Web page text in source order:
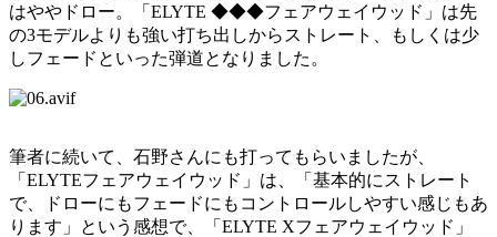
はややドロー。「ELYTE ◆◆◆フェアウェイウッド」は先
の3モデルよりも強い打ち出しからストレート、もしくは少
しフェードといった弾道となりました。
筆者に続いて、石野さんにも打ってもらいましたが、
「ELYTEフェアウェイウッド」は、「基本的にストレート
で、ドローにもフェードにもコントロールしやすい感じもあ
ります」という感想で、「ELYTE Xフェアウェイウッド」